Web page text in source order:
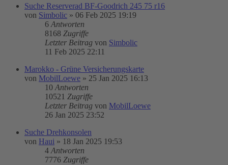
Suche Reserverad BF-Goodrich 245 75 r16
von Simbolic » 06 Feb 2025 19:19
6 Antworten
8168 Zugriffe
Letzter Beitrag von Simbolic
11 Feb 2025 22:11
Marokko - Grüne Versicherungskarte
von MobilLoewe » 25 Jan 2025 16:13
10 Antworten
10521 Zugriffe
Letzter Beitrag von MobilLoewe
26 Jan 2025 23:52
Suche Drehkonsolen
von Haui » 18 Jan 2025 19:53
4 Antworten
7776 Zugriffe